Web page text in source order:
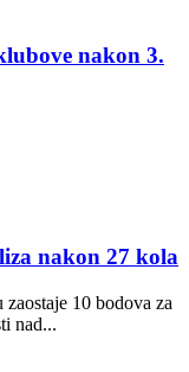
nakon 3.
nakon 27 kola
10 bodova za
nad...